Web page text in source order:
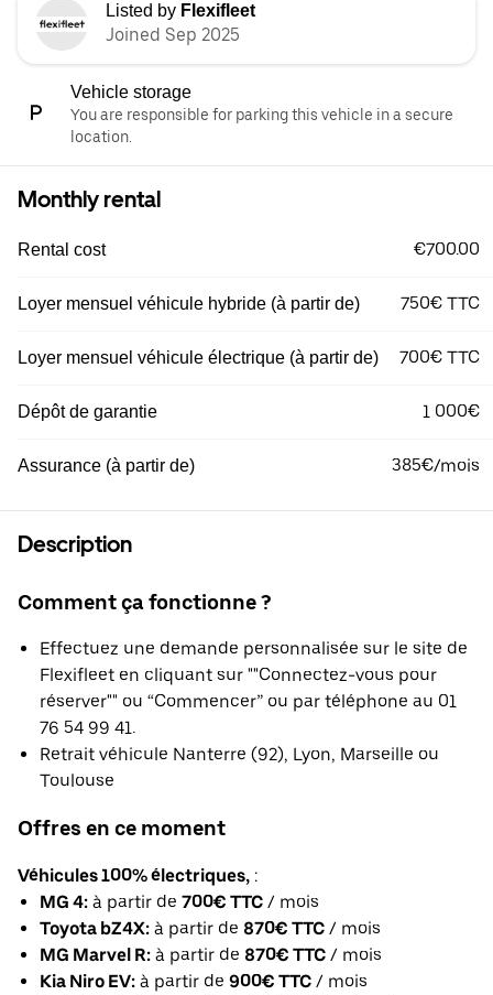
Listed by Flexifleet
Joined Sep 2025
Vehicle storage
You are responsible for parking this vehicle in a secure
location.
Monthly rental
Rental cost €700.00
Loyer mensuel véhicule hybride (à partir de) 750€ TTC
Loyer mensuel véhicule électrique (à partir de) 700€ TTC
Dépôt de garantie 1 000€
Assurance (à partir de) 385€/mois
Description
Comment ça fonctionne ?
Effectuez une demande personnalisée sur le site de
Flexifleet en cliquant sur ""Connectez-vous pour
réserver"" ou “Commencer” ou par téléphone au 01
76 54 99 41.
Retrait véhicule Nanterre (92), Lyon, Marseille ou
Toulouse
Offres en ce moment
Véhicules 100% électriques, :
MG 4: à partir de 700€ TTC / mois
Toyota bZ4X: à partir de 870€ TTC / mois
MG Marvel R: à partir de 870€ TTC / mois
Kia Niro EV: à partir de 900€ TTC / mois